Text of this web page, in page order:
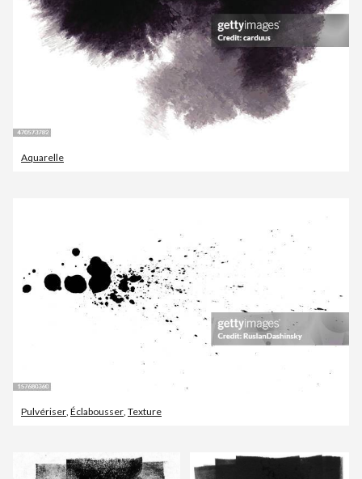
Aquarelle
Pulvériser, Éclabousser, Texture